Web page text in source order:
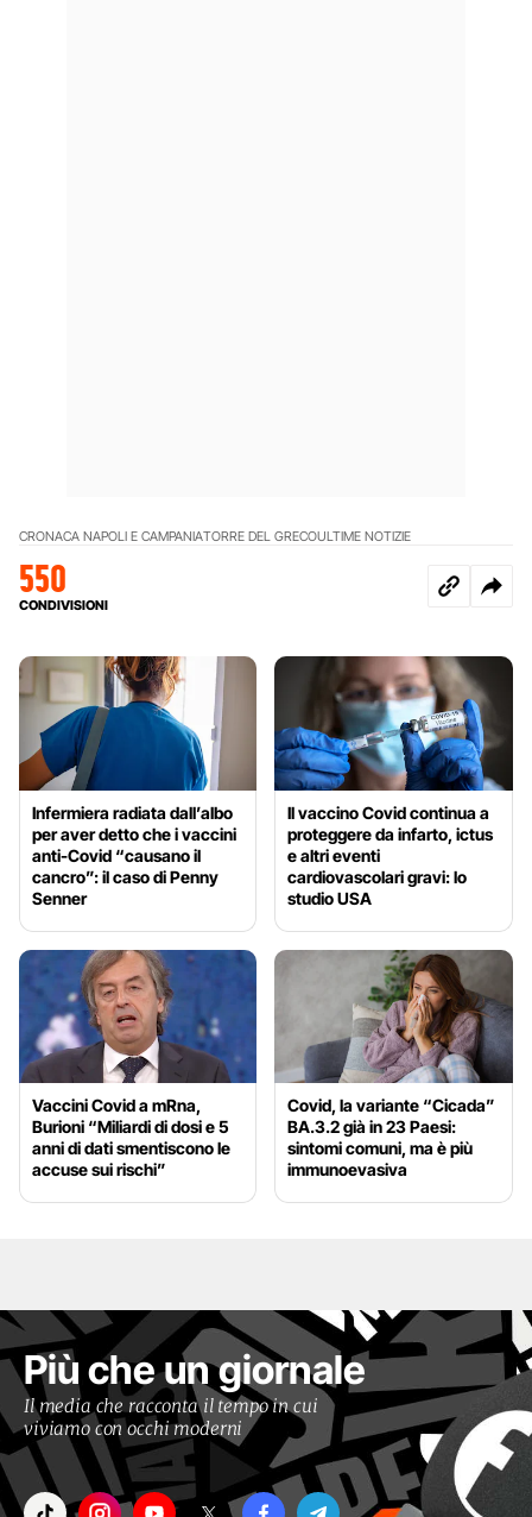
CRONACA NAPOLI E CAMPANIATORRE DEL GRECOULTIME NOTIZIE
550
CONDIVISIONI
Infermiera radiata dall’albo
per aver detto che i vaccini
anti-Covid “causano il
cancro”: il caso di Penny
Senner
Il vaccino Covid continua a
proteggere da infarto, ictus
e altri eventi
cardiovascolari gravi: lo
studio USA
Vaccini Covid a mRna,
Burioni “Miliardi di dosi e 5
anni di dati smentiscono le
accuse sui rischi”
Covid, la variante “Cicada”
BA.3.2 già in 23 Paesi:
sintomi comuni, ma è più
immunoevasiva
Più che un giornale
Il media che racconta il tempo in cui
viviamo con occhi moderni